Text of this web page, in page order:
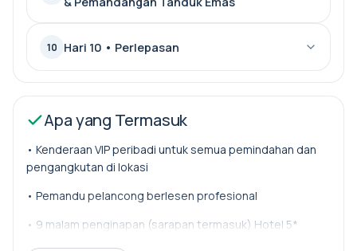
10 Hari 10 • Perlepasan
Apa yang Termasuk
• Kenderaan VIP peribadi untuk semua pemindahan dan
pengangkutan di lokasi
• Pemandu pelancong berlesen profesional
• 9 malam penginapan (sarapan termasuk) Hotel 5*